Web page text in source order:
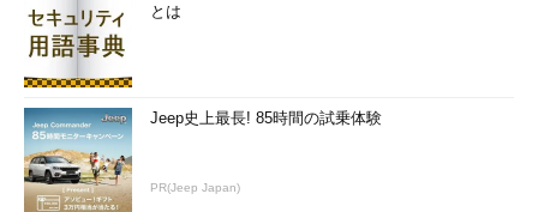
画面3ローカルグループポリシーエディター（Gpedit.ms
とは
Jeep史上最長! 85時間の試乗体験
PR(Jeep Japan)